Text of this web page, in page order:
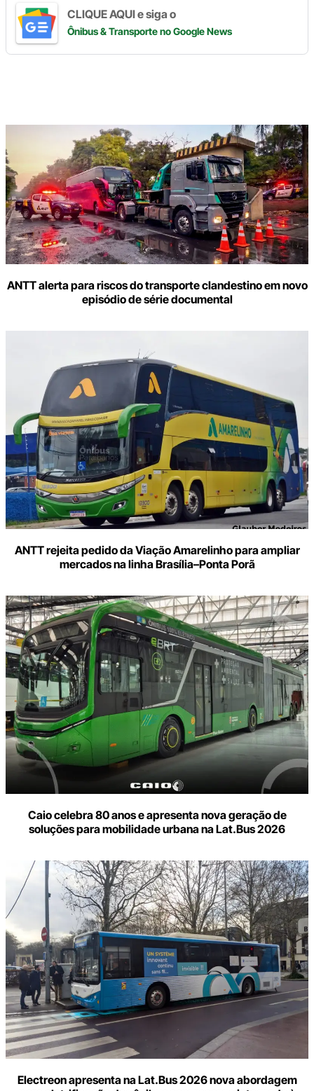
CLIQUE AQUI e siga o
Ônibus & Transporteno Google News
ANTT alerta para riscos do transporte clandestino em novo
episódio de série documental
ANTT rejeita pedido da Viação Amarelinho para ampliar
mercados na linha Brasília–Ponta Porã
Caio celebra 80 anos e apresenta nova geração de
soluções para mobilidade urbana na Lat.Bus 2026
Electreon apresenta na Lat.Bus 2026 nova abordagem
o
seu
e-
mail